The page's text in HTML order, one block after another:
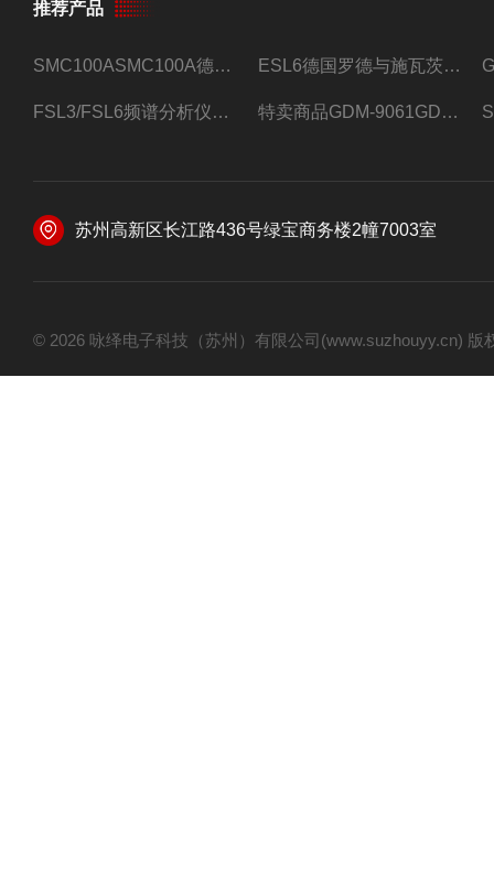
推荐产品
SMC100ASMC100A德国罗德与施瓦茨射频信号源 ESL6德国罗德与施瓦茨预认证EMI接收机
FSL3/FSL6频谱分析仪FSL3/FSL6罗德与施瓦茨 特卖商品GDM-9061GDM-9061台式万用表
苏州高新区长江路436号绿宝商务楼2幢7003室
© 2026 咏绎电子科技（苏州）有限公司(www.suzhouyy.cn)